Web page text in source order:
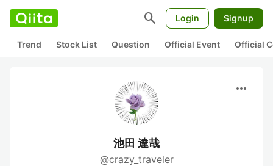
search Login Signup
Trend Stock List Question Official Event Official
more_horiz
池田 達哉
@crazy_traveler